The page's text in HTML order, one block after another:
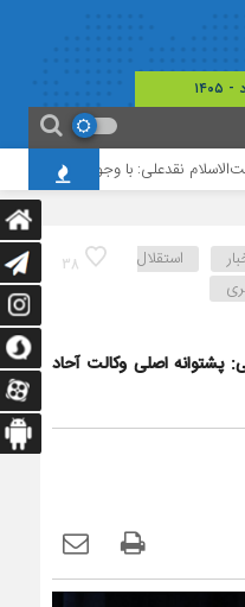
نقدعلی: با وجود افزایش
38
استقلال
پشتوانه اصلی وکالت آحاد